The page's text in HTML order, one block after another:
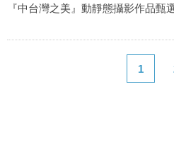
『中台灣之美』動靜態攝影作品甄
1